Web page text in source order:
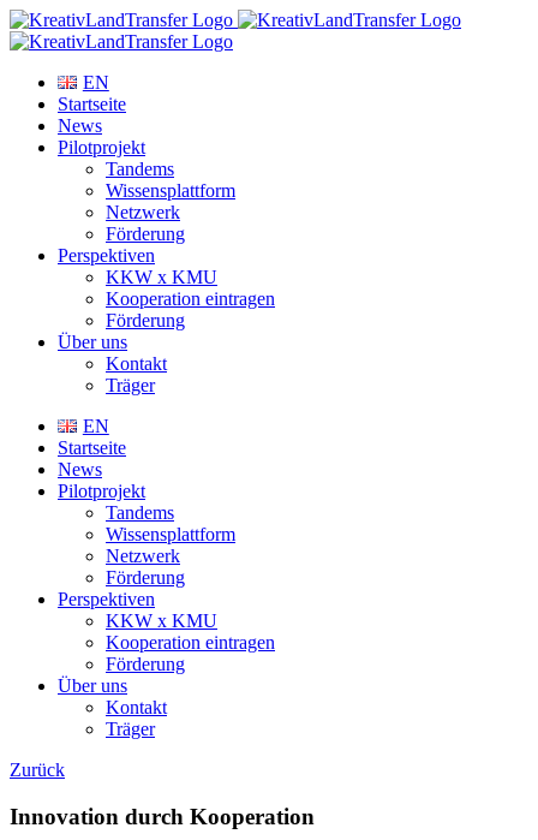
Zum
Inhalt
EN
Startseite
News
Pilotprojekt
Tandems
Wissensplattform
Netzwerk
Förderung
Perspektiven
KKW x KMU
Kooperation eintragen
Förderung
Über uns
Kontakt
Träger
EN
Startseite
News
Pilotprojekt
Tandems
Wissensplattform
Netzwerk
Förderung
Perspektiven
KKW x KMU
Kooperation eintragen
Förderung
Über uns
Kontakt
Träger
Zurück
Innovation durch Kooperation